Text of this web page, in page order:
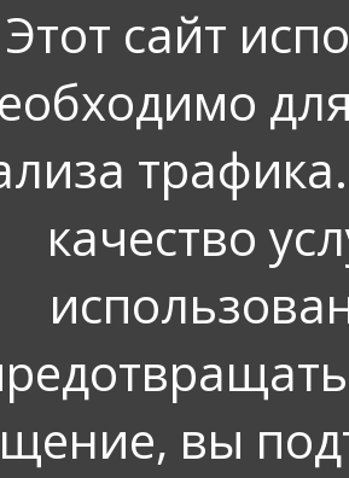
Этот сайт
качество
вы